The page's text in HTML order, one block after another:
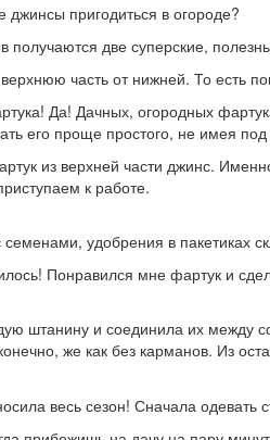
джинсы пригодиться в огороде?
получаются две суперские,
часть от нижней. То есть
Да! Дачных, огородных
его проще простого, не имея
из верхней части джинс.
к работе.
удобрения в пакетиках
Понравился мне фартук и
штанину и соединила их между
же как без карманов. Из
весь сезон! Сначала